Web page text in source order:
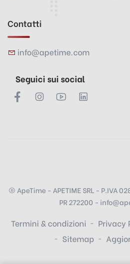
Contatti
info@apetime.com
Seguici sui social
ApeTime - APETIME SRL - P.IVA
PR 272200 -
Termini & condizioni Privacy
Sitemap